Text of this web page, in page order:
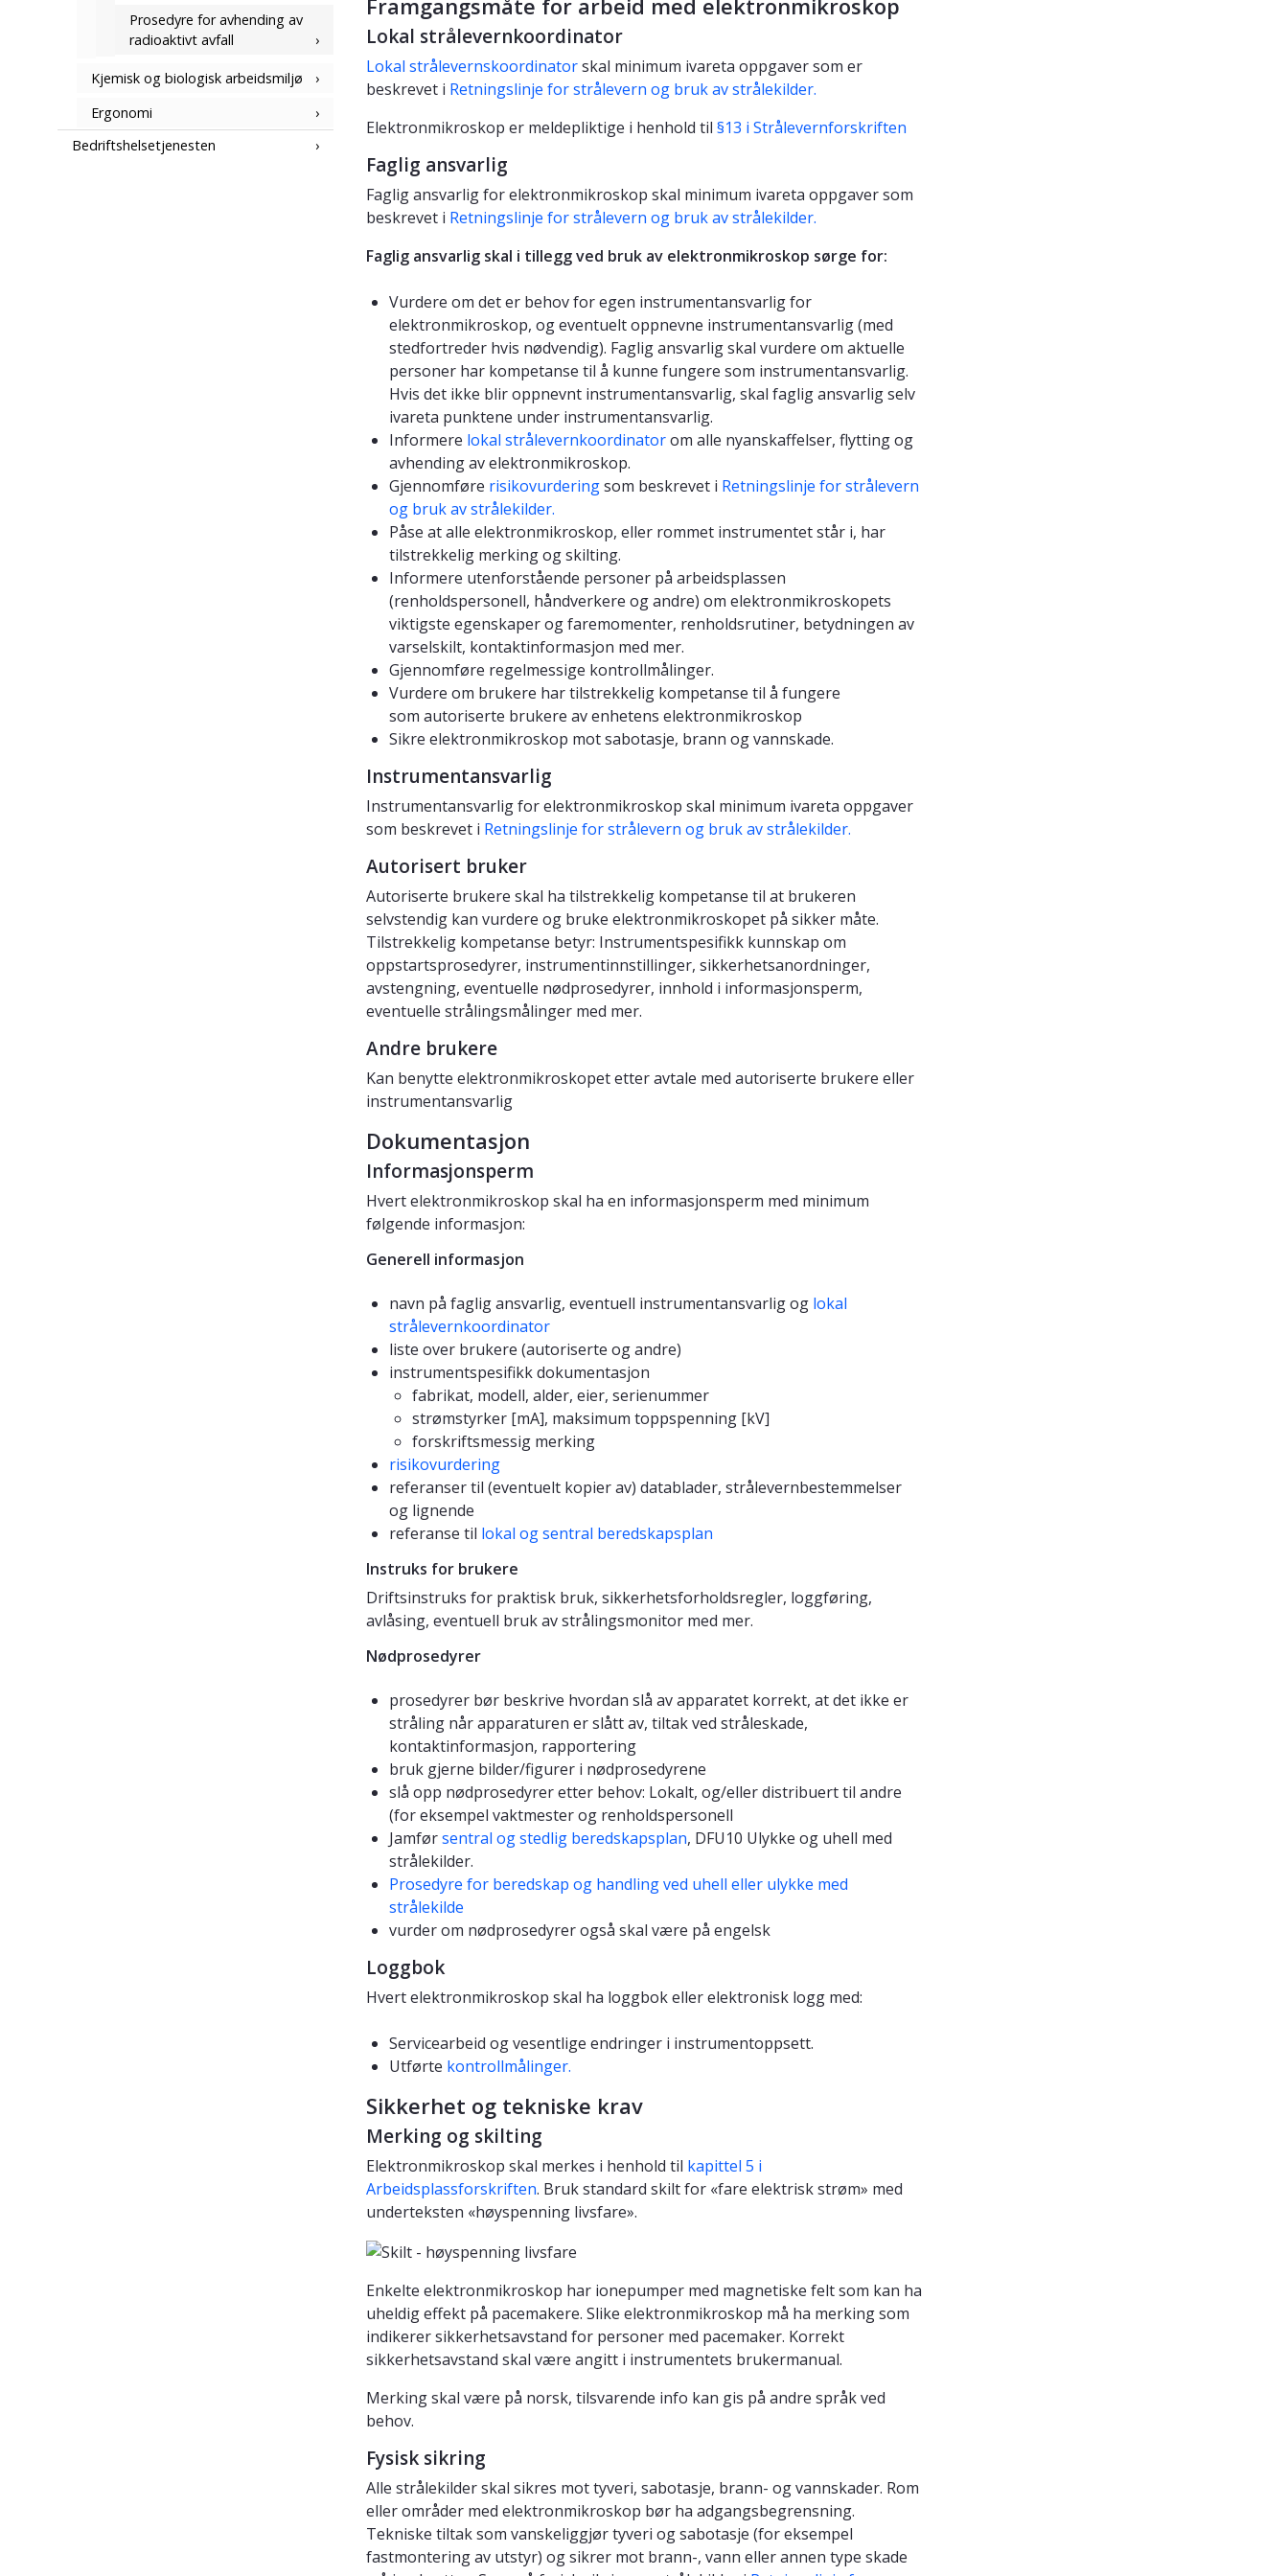
Prosedyre for avhending av
radioaktivt avfall
Kjemisk og biologisk arbeidsmiljø
Ergonomi
Bedriftshelsetjenesten
Framgangsmåte for arbeid med elektronmikroskop
Lokal strålevernkoordinator
Lokal strålevernskoordinatorskal minimum ivareta oppgaver som er
beskrevet i Retningslinje for strålevern og bruk av strålekilder.
Elektronmikroskop er meldepliktige i henhold til §13 i Strålevernforskriften
Faglig ansvarlig
Faglig ansvarlig for elektronmikroskop skal minimum ivareta oppgaver som
beskrevet i Retningslinje for strålevern og bruk av strålekilder.
Faglig ansvarlig skal i tillegg ved bruk av elektronmikroskop sørge for:
Vurdere om det er behov for egen instrumentansvarlig for
elektronmikroskop, og eventuelt oppnevne instrumentansvarlig (med
stedfortreder hvis nødvendig). Faglig ansvarlig skal vurdere om aktuelle
personer har kompetanse til å kunne fungere som instrumentansvarlig.
Hvis det ikke blir oppnevnt instrumentansvarlig, skal faglig ansvarlig selv
ivareta punktene under instrumentansvarlig.
Informere lokal strålevernkoordinatorom alle nyanskaffelser, flytting og
avhending av elektronmikroskop.
Gjennomføre risikovurderingsom beskrevet i Retningslinje for strålevern
og bruk av strålekilder.
Påse at alle elektronmikroskop, eller rommet instrumentet står i, har
tilstrekkelig merking og skilting.
Informere utenforstående personer på arbeidsplassen
(renholdspersonell, håndverkere og andre) om elektronmikroskopets
viktigste egenskaper og faremomenter, renholdsrutiner, betydningen av
varselskilt, kontaktinformasjon med mer.
Gjennomføre regelmessige kontrollmålinger.
Vurdere om brukere har tilstrekkelig kompetanse til å fungere
som autoriserte brukere av enhetens elektronmikroskop
Sikre elektronmikroskop mot sabotasje, brann og vannskade.
Instrumentansvarlig
Instrumentansvarlig for elektronmikroskop skal minimum ivareta oppgaver
som beskrevet i Retningslinje for strålevern og bruk av strålekilder.
Autorisert bruker
Autoriserte brukere skal ha tilstrekkelig kompetanse til at brukeren
selvstendig kan vurdere og bruke elektronmikroskopet på sikker måte.
Tilstrekkelig kompetanse betyr: Instrumentspesifikk kunnskap om
oppstartsprosedyrer, instrumentinnstillinger, sikkerhetsanordninger,
avstengning, eventuelle nødprosedyrer, innhold i informasjonsperm,
eventuelle strålingsmålinger med mer.
Andre brukere
Kan benytte elektronmikroskopet etter avtale med autoriserte brukere eller
instrumentansvarlig
Dokumentasjon
Informasjonsperm
Hvert elektronmikroskop skal ha en informasjonsperm med minimum
følgende informasjon:
Generell informasjon
navn på faglig ansvarlig, eventuell instrumentansvarlig og lokal
strålevernkoordinator
liste over brukere (autoriserte og andre)
instrumentspesifikk dokumentasjon
fabrikat, modell, alder, eier, serienummer
strømstyrker [mA], maksimum toppspenning [kV]
forskriftsmessig merking
risikovurdering
referanser til (eventuelt kopier av) datablader, strålevernbestemmelser
og lignende
referanse til lokal og sentral beredskapsplan
Instruks for brukere
Driftsinstruks for praktisk bruk, sikkerhetsforholdsregler, loggføring,
avlåsing, eventuell bruk av strålingsmonitor med mer.
Nødprosedyrer
prosedyrer bør beskrive hvordan slå av apparatet korrekt, at det ikke er
stråling når apparaturen er slått av, tiltak ved stråleskade,
kontaktinformasjon, rapportering
bruk gjerne bilder/figurer i nødprosedyrene
slå opp nødprosedyrer etter behov: Lokalt, og/eller distribuert til andre
(for eksempel vaktmester og renholdspersonell
Jamførsentral og stedlig beredskapsplan, DFU10 Ulykke og uhell med
strålekilder.
Prosedyre for beredskap og handling ved uhell eller ulykke med
strålekilde
vurder om nødprosedyrer også skal være på engelsk
Loggbok
Hvert elektronmikroskop skal ha loggbok eller elektronisk logg med:
Servicearbeid og vesentlige endringer i instrumentoppsett.
Utførte kontrollmålinger.
Sikkerhet og tekniske krav
Merking og skilting
Elektronmikroskop skal merkes i henhold til kapittel 5 i
Arbeidsplassforskriften. Bruk standard skilt for «fare elektrisk strøm» med
underteksten «høyspenning livsfare».
Enkelte elektronmikroskop har ionepumper med magnetiske felt som kan ha
uheldig effekt på pacemakere. Slike elektronmikroskop må ha merking som
indikerer sikkerhetsavstand for personer med pacemaker. Korrekt
sikkerhetsavstand skal være angitt i instrumentets brukermanual.
Merking skal være på norsk, tilsvarende info kan gis på andre språk ved
behov.
Fysisk sikring
Alle strålekilder skal sikres mot tyveri, sabotasje, brann- og vannskader. Rom
eller områder med elektronmikroskop bør ha adgangsbegrensning.
Tekniske tiltak som vanskeliggjør tyveri og sabotasje (for eksempel
fastmontering av utstyr) og sikrer mot brann-, vann eller annen type skade